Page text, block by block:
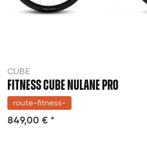
CUBE
FITNESS CUBE NULANE PRO
route-fitness-
849,00 € *